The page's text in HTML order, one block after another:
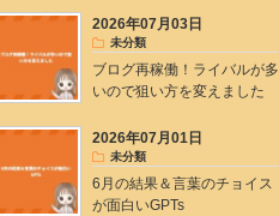
2026年07月03日
未分類
ブログ再稼働！ライバルが多
いので狙い方を変えました
2026年07月01日
未分類
6月の結果＆言葉のチョイス
が面白いGPTs